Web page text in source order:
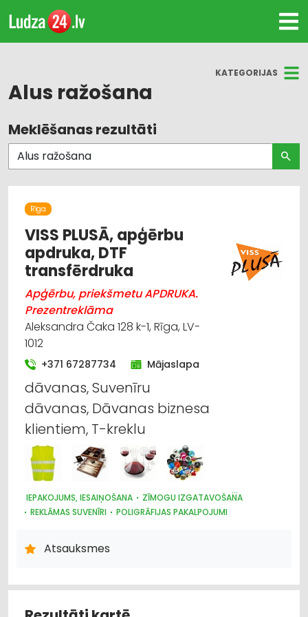
KATEGORIJAS
Alus ražošana
Visas nozares
Apģērbi: rūpnieciskā ražošana, šūšana
apģērbi un apavi; tirdzniecība
Iepakojums, iesaiņošana
Poligrāfijas pakalpojumi
Reklāma
Reklāma: vides
Zīmogu izgatavošana
Meklēšanas rezultāti
Rīga
VISS PLUSĀ, apģērbu
apdruka, DTF
transfērdruka
Apģērbu, priekšmetu APDRUKA.
Prezentreklāma
Aleksandra Čaka 128 k-1, Rīga, LV-
1012
+371 67287734 Mājaslapa
dāvanas, Suvenīru
dāvanas, Dāvanas biznesa
klientiem, T-kreklu
IEPAKOJUMS, IESAIŅOŠANA
ZĪMOGU IZGATAVOŠANA
REKLĀMAS SUVENĪRI
POLIGRĀFIJAS PAKALPOJUMI
UN APAVI; TIRDZNIECĪBA
Atsauksmes